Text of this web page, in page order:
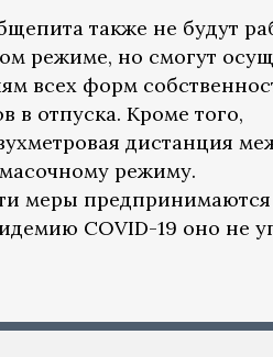
также не будут
режиме, но смогут
всех форм
в отпуска. Кроме того,
дистанция
режиму.
меры
COVID-19 оно не